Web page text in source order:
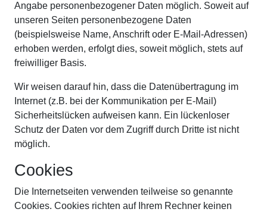
Angabe personenbezogener Daten möglich. Soweit auf
unseren Seiten personenbezogene Daten
(beispielsweise Name, Anschrift oder E-Mail-Adressen)
erhoben werden, erfolgt dies, soweit möglich, stets auf
freiwilliger Basis.
Wir weisen darauf hin, dass die Datenübertragung im
Internet (z.B. bei der Kommunikation per E-Mail)
Sicherheitslücken aufweisen kann. Ein lückenloser
Schutz der Daten vor dem Zugriff durch Dritte ist nicht
möglich.
Cookies
Die Internetseiten verwenden teilweise so genannte
Cookies. Cookies richten auf Ihrem Rechner keinen